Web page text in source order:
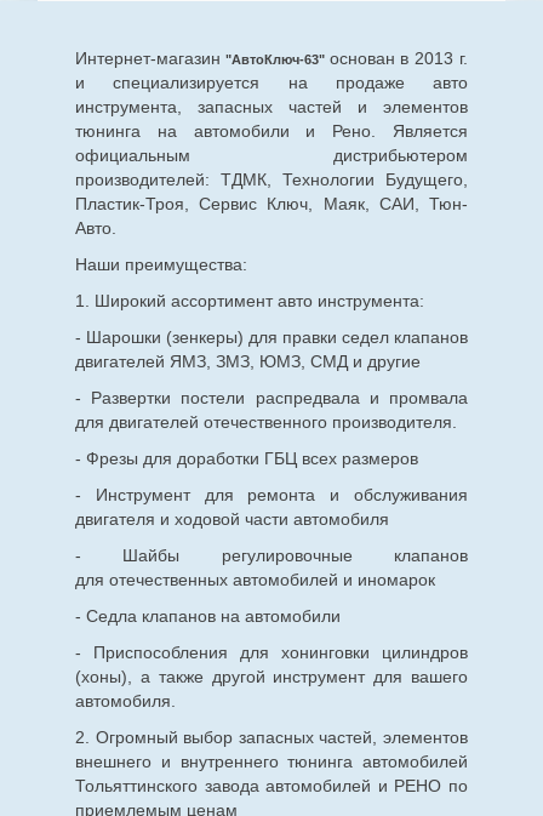
Интернет-магазин "АвтоКлюч-63" основан в 2013 г.
и специализируется на продаже авто
инструмента, запасных частей и элементов
тюнинга на автомобили и Рено. Является
официальным дистрибьютером
производителей: ТДМК, Технологии Будущего,
Пластик-Троя, Сервис Ключ, Маяк, САИ, Тюн-
Авто.
Наши преимущества:
1. Широкий ассортимент авто инструмента:
- Шарошки (зенкеры) для правки седел клапанов
двигателей ЯМЗ, ЗМЗ, ЮМЗ, СМД и другие
- Развертки постели распредвала и промвала
для двигателей отечественного производителя.
- Фрезы для доработки ГБЦ всех размеров
- Инструмент для ремонта и обслуживания
двигателя и ходовой части автомобиля
- Шайбы регулировочные клапанов
для отечественныхавтомобилей и иномарок
- Седла клапанов на автомобили
- Приспособления для хонинговки цилиндров
(хоны), а также другой инструмент для вашего
автомобиля.
2. Огромный выбор запасных частей, элементов
внешнего и внутреннего тюнинга автомобилей
Тольяттинского завода автомобилей и РЕНО по
приемлемым ценам